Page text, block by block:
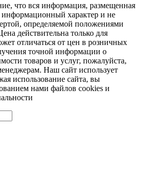
что вся информация, размещенная
информационный характер и не
определяемой положениями
действительна только для
отличаться от цен в розничных
точной информации о
товаров и услуг, пожалуйста,
Наш сайт использует
использование сайта, вы
нами файлов cookies и